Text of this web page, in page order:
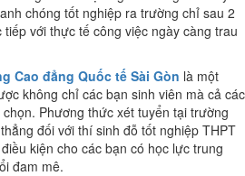
chóng tốt nghiệp ra trường chỉ sau 2
với thực tế công việc ngày càng trau
Cao đẳng Quốc tế Sài Gòn là một
không chỉ các bạn sinh viên mà cả các
Phương thức xét tuyển tại trường
đối với thí sinh đỗ tốt nghiệp THPT
kiện cho các bạn có học lực trung
đam mê.